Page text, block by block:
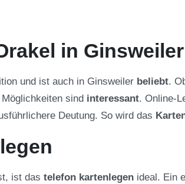
in Ginsweiler
und ist auch in Ginsweiler beliebt.
sind interessant. Online-
Deutung. So wird das
ist das telefon kartenlegen ideal. Ein